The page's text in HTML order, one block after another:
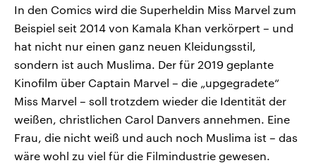
In den Comics wird die Superheldin Miss Marvel zum
Beispiel seit 2014 von Kamala Khan verkörpert – und
hat nicht nur einen ganz neuen Kleidungsstil,
sondern ist auch Muslima. Der für 2019 geplante
Kinofilm über Captain Marvel – die „upgegradete“
Miss Marvel – soll trotzdem wieder die Identität der
weißen, christlichen Carol Danvers annehmen. Eine
Frau, die nicht weiß und auch noch Muslima ist – das
wäre wohl zu viel für die Filmindustrie gewesen.